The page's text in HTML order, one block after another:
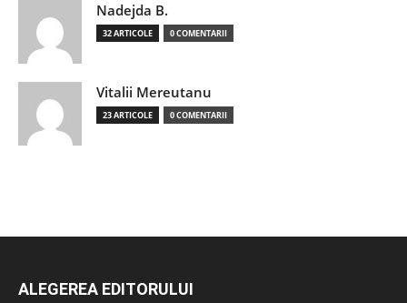
Nadejda B.
32 ARTICOLE 0 COMENTARII
Vitalii Mereutanu
23 ARTICOLE 0 COMENTARII
ALEGEREA EDITORULUI